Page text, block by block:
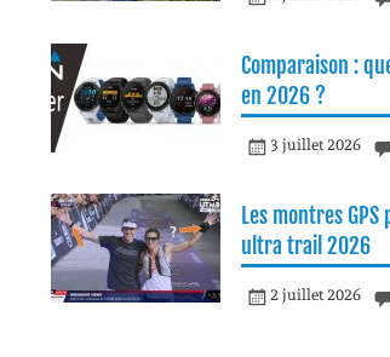
Comparaison :
en 2026 ?
3 juillet 2026
Les montres
ultra trail 2026
2 juillet 2026